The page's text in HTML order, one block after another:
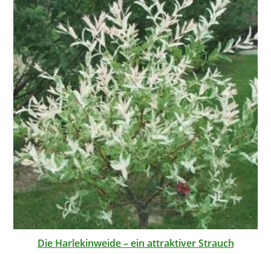
Die Harlekinweide – ein attraktiver Strauch